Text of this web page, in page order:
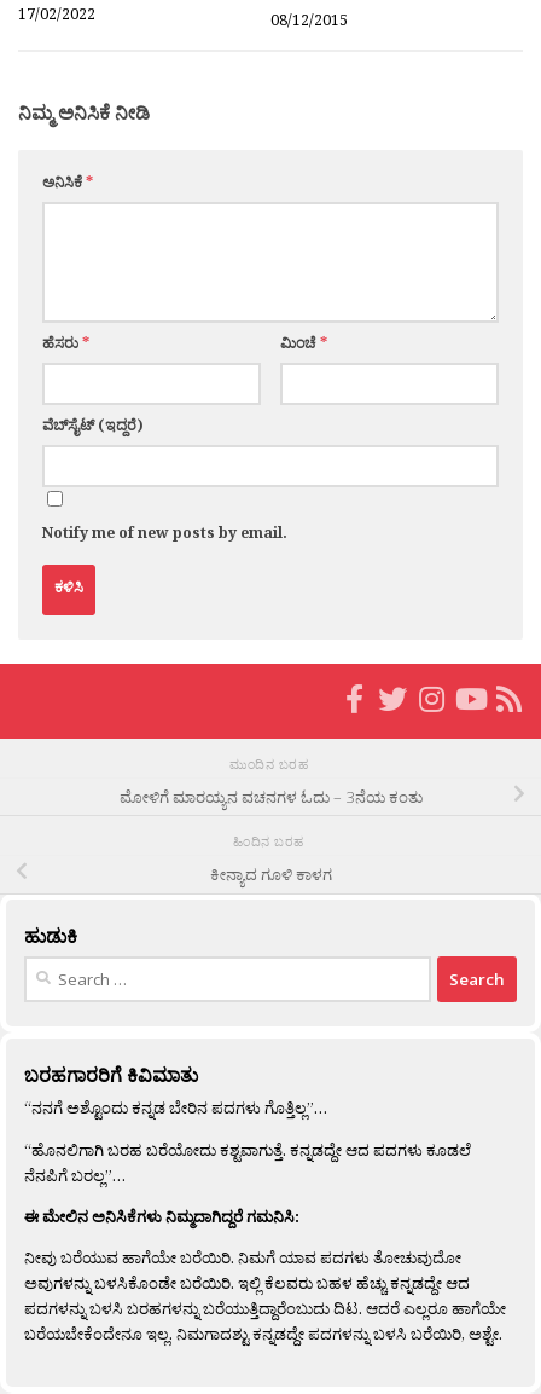
17/02/2022 08/12/2015
ನಿಮ್ಮ ಅನಿಸಿಕೆ ನೀಡಿ
ಅನಿಸಿಕೆ*
ಹೆಸರು* ಮಿಂಚೆ*
ವೆಬ್‌ಸೈಟ್ (ಇದ್ದರೆ)
Notify me of new posts by email.
ಮುಂದಿನ ಬರಹ
ಮೋಳಿಗೆ ಮಾರಯ್ಯನ ವಚನಗಳ ಓದು – 3ನೆಯ ಕಂತು
ಹಿಂದಿನ ಬರಹ
ಕೀನ್ಯಾದ ಗೂಳಿ ಕಾಳಗ
ಹುಡುಕಿ
Search
ಬರಹಗಾರರಿಗೆ ಕಿವಿಮಾತು
“ನನಗೆ ಅಶ್ಟೊಂದು ಕನ್ನಡ ಬೇರಿನ ಪದಗಳು ಗೊತ್ತಿಲ್ಲ”…
“ಹೊನಲಿಗಾಗಿ ಬರಹ ಬರೆಯೋದು ಕಶ್ಟವಾಗುತ್ತೆ. ಕನ್ನಡದ್ದೇ ಆದ ಪದಗಳು ಕೂಡಲೆ
ನೆನಪಿಗೆ ಬರಲ್ಲ”…
ಈ ಮೇಲಿನ ಅನಿಸಿಕೆಗಳು ನಿಮ್ಮದಾಗಿದ್ದರೆ ಗಮನಿಸಿ:
ನೀವು ಬರೆಯುವ ಹಾಗೆಯೇ ಬರೆಯಿರಿ. ನಿಮಗೆ ಯಾವ ಪದಗಳು ತೋಚುವುದೋ
ಅವುಗಳನ್ನು ಬಳಸಿಕೊಂಡೇ ಬರೆಯಿರಿ. ಇಲ್ಲಿ ಕೆಲವರು ಬಹಳ ಹೆಚ್ಚು ಕನ್ನಡದ್ದೇ ಆದ
ಪದಗಳನ್ನು ಬಳಸಿ ಬರಹಗಳನ್ನು ಬರೆಯುತ್ತಿದ್ದಾರೆಂಬುದು ದಿಟ. ಆದರೆ ಎಲ್ಲರೂ ಹಾಗೆಯೇ
ಬರೆಯಬೇಕೆಂದೇನೂ ಇಲ್ಲ. ನಿಮಗಾದಶ್ಟು ಕನ್ನಡದ್ದೇ ಪದಗಳನ್ನು ಬಳಸಿ ಬರೆಯಿರಿ, ಅಶ್ಟೇ.